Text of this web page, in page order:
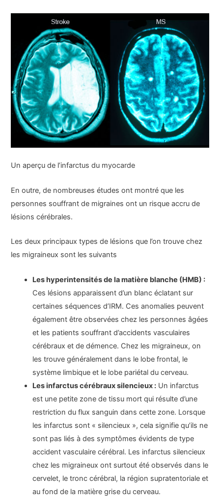
Un aperçu de l’infarctus du myocarde
En outre, de nombreuses études ont montré que les
personnes souffrant de migraines ont un risque accru de
lésions cérébrales.
Les deux principaux types de lésions que l’on trouve chez
les migraineux sont les suivants
Les hyperintensités de la matière blanche (HMB) :
Ces lésions apparaissent d’un blanc éclatant sur
certaines séquences d’IRM. Ces anomalies peuvent
également être observées chez les personnes âgées
et les patients souffrant d’accidents vasculaires
cérébraux et de démence. Chez les migraineux, on
les trouve généralement dans le lobe frontal, le
système limbique et le lobe pariétal du cerveau.
Les infarctus cérébraux silencieux : Un infarctus
est une petite zone de tissu mort qui résulte d’une
restriction du flux sanguin dans cette zone. Lorsque
les infarctus sont « silencieux », cela signifie qu’ils ne
sont pas liés à des symptômes évidents de type
accident vasculaire cérébral. Les infarctus silencieux
chez les migraineux ont surtout été observés dans le
cervelet, le tronc cérébral, la région supratentoriale et
au fond de la matière grise du cerveau.